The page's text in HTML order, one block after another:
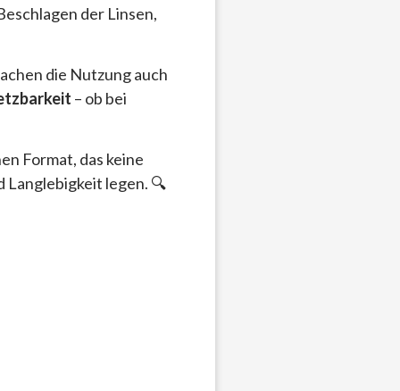
der Linsen,
die Nutzung auch
– ob bei
Format, das keine
Langlebigkeit legen. 🔍